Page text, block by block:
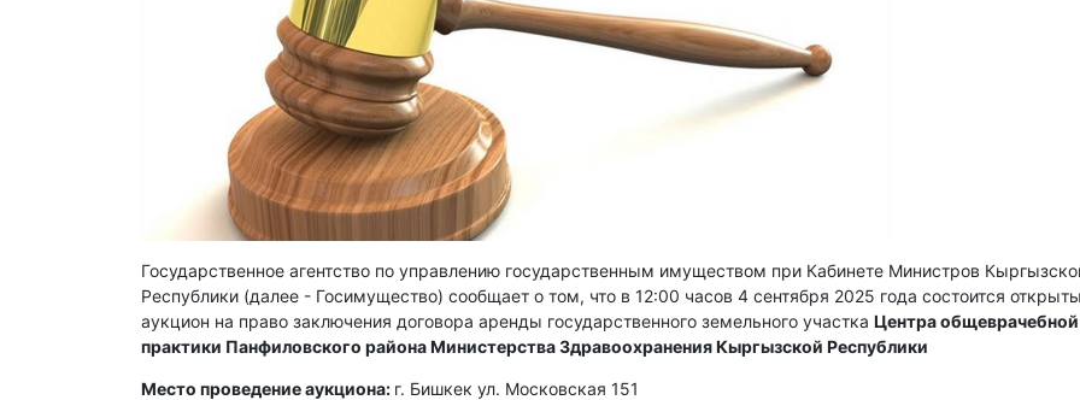
Государственное агентство по управлению государственным имуществом при Кабинете Министров
Республики (далее - Госимущество) сообщает о том, что в 12:00 часов 4 сентября 2025 года состоится
аукцион на право заключения договора аренды государственного земельного участка Центра общеврачебной
практики Панфиловского района Министерства Здравоохранения Кыргызской Республики
Место проведение аукциона: г. Бишкек ул. Московская 151